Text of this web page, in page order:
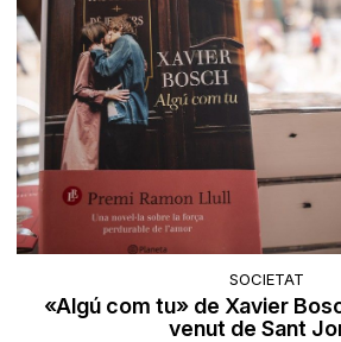
SOCIETAT
«Algú com tu» de Xavier
venut de Sant